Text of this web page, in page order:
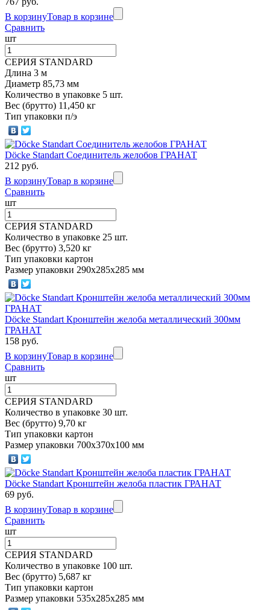
В корзинуТовар в корзине
Сравнить
шт
СЕРИЯ STANDARD
Длина 3 м
Диаметр 85,73 мм
Количество в упаковке 5 шт.
Вес (брутто) 11,450 кг
Тип упаковки п/э
Döcke Standart Соединитель желобов ГРАНАТ
212 руб.
В корзинуТовар в корзине
Сравнить
шт
СЕРИЯ STANDARD
Количество в упаковке 25 шт.
Вес (брутто) 3,520 кг
Тип упаковки картон
Размер упаковки 290х285х285 мм
Döcke Standart Кронштейн желоба металлический 300мм
ГРАНАТ
158 руб.
В корзинуТовар в корзине
Сравнить
шт
СЕРИЯ STANDARD
Количество в упаковке 30 шт.
Вес (брутто) 9,70 кг
Тип упаковки картон
Размер упаковки 700х370х100 мм
Döcke Standart Кронштейн желоба пластик ГРАНАТ
69 руб.
В корзинуТовар в корзине
Сравнить
шт
СЕРИЯ STANDARD
Количество в упаковке 100 шт.
Вес (брутто) 5,687 кг
Тип упаковки картон
Размер упаковки 535х285х285 мм